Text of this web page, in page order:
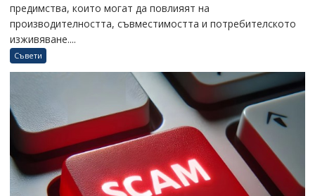
предимства, които могат да повлияят на
производителността, съвместимостта и потребителското
изживяване....
Съвети